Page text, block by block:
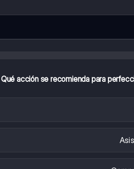
Qué acción se recomienda para